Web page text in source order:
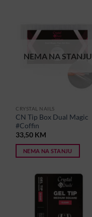
NEMA NA STANJU
CRYSTAL NAILS
CN Tip Box Dual Magic
#Coffin
33,50 KM
NEMA NA STANJU